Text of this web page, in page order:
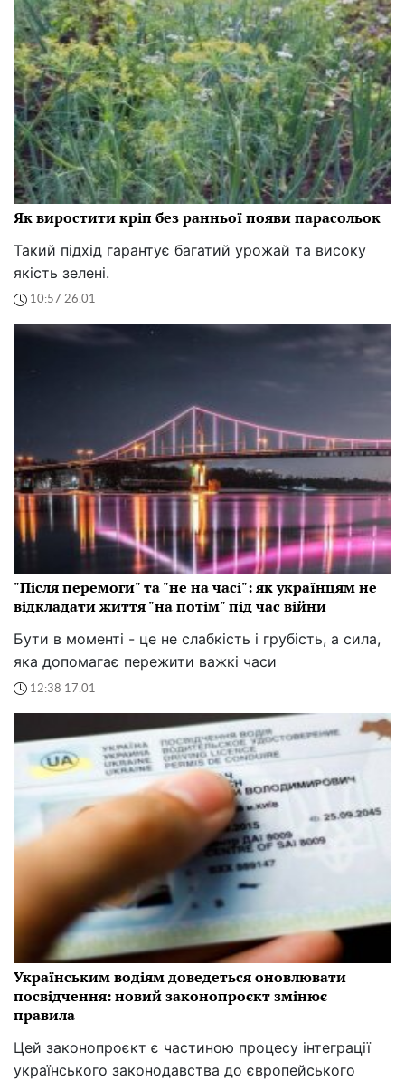
Як виростити кріп без ранньої появи парасольок
Такий підхід гарантує багатий урожай та високу
якість зелені.
10:57 26.01
"Після перемоги" та "не на часі": як українцям не
відкладати життя "на потім" під час війни
Бути в моменті - це не слабкість і грубість, а сила,
яка допомагає пережити важкі часи
12:38 17.01
Українським водіям доведеться оновлювати
посвідчення: новий законопроєкт змінює
правила
Цей законопроєкт є частиною процесу інтеграції
українського законодавства до європейського